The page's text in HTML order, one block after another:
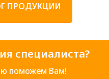
ПРОДУКЦИИ
специалиста?
поможем Вам!